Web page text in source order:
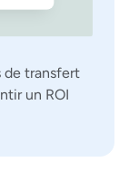
de transfert
un ROI